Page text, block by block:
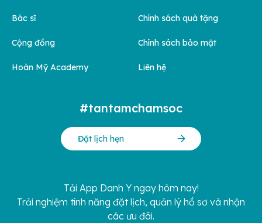
Bác sĩ
Cộng đồng
Hoàn Mỹ Academy
Chính sách quà tặng
Chính sách bảo mật
Liên hệ
#tantamchamsoc
Đặt lịch hẹn
Tải App Danh Y ngay hôm nay!
Trải nghiệm tính năng đặt lịch, quản lý hồ sơ và nhận
các ưu đãi.